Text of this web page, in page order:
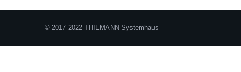
© 2017-2022 THIEMANN Systemhaus